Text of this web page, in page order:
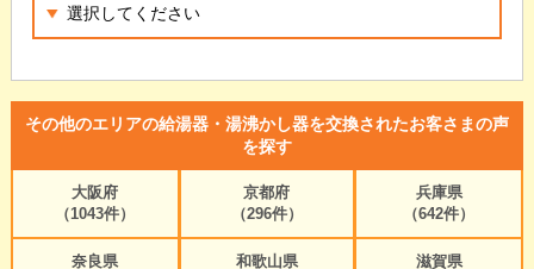
その他のエリアの給湯器・湯沸かし器を交換されたお客さまの声
を探す
大阪府
（1043件）
京都府
（296件）
兵庫県
（642件）
奈良県
和歌山県
滋賀県